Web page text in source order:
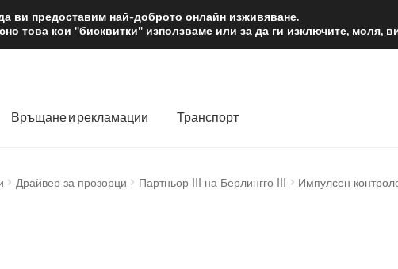
12 лв.
Връщане и рекламации Транспорт
Драйвер за прозорци Партньор III на Берлингго III
Импулсен
ви предоставим най-доброто онлайн изживяване.
това кои "бисквитки" използваме или за да ги изключите, моля,